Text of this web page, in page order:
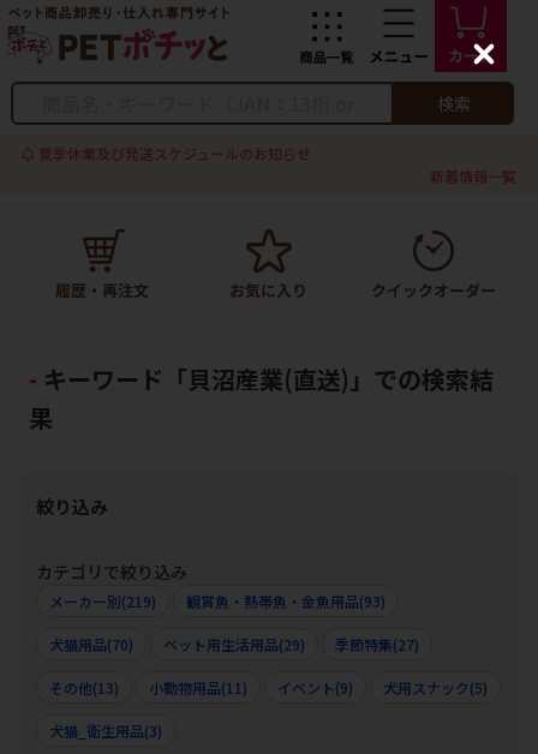
検索
夏季休業及び発送スケジュールのお知らせ
新着情報一覧
キーワード「貝沼産業(直送)」での検索結
果
絞り込み
カテゴリで絞り込み
メーカー別(219) 観賞魚・熱帯魚・金魚用品(93)
犬猫用品(70) ペット用生活用品(29) 季節特集(27)
その他(13) 小動物用品(11) イベント(9) 犬用スナック(5)
犬猫_衛生用品(3)
C
l
s